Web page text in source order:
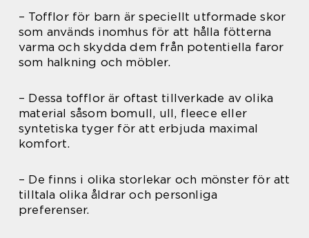
– Tofflor för barn är speciellt utformade skor
som används inomhus för att hålla fötterna
varma och skydda dem från potentiella faror
som halkning och möbler.
– Dessa tofflor är oftast tillverkade av olika
material såsom bomull, ull, fleece eller
syntetiska tyger för att erbjuda maximal
komfort.
– De finns i olika storlekar och mönster för att
tilltala olika åldrar och personliga
preferenser.